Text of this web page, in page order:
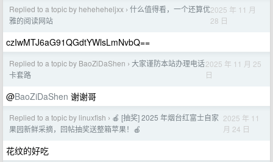
Replied to a topic by heheheheljxx › 什么值得看，一个还算优
雅的阅读网站
2025 年 11 月
28 日
czIwMTJ6aG91QGdtYWlsLmNvbQ==
Replied to a topic by BaoZiDaShen › 大家谨防本站办理电话
卡套路
2025 年 11 月 25
日
@BaoZiDaShen 谢谢哥
Replied to a topic by linuxfish › 🍎 [抽奖] 2025 年烟台红富士自家
果园新鲜采摘，回帖抽奖送整箱苹果！🍎
2025 年 11
月 24 日
花纹的好吃